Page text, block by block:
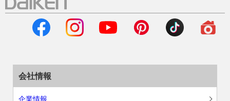
会社情報
企業情報